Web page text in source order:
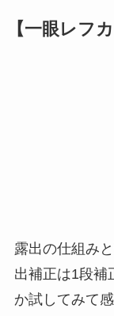
【一眼レフ
露出の仕組み
出補正は1段補
か試してみて